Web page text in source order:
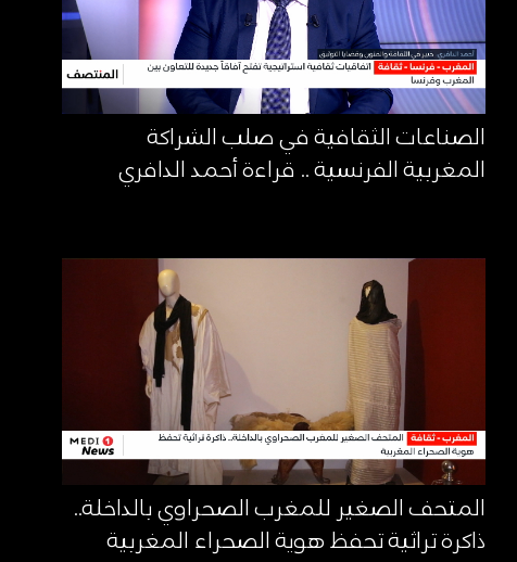
الصناعات الثقافية في صلب الشراكة
المغربية الفرنسية .. قراءة أحمد الدافري
المتحف الصغير للمغرب الصحراوي بالداخلة..
ذاكرة تراثية تحفظ هوية الصحراء المغربية